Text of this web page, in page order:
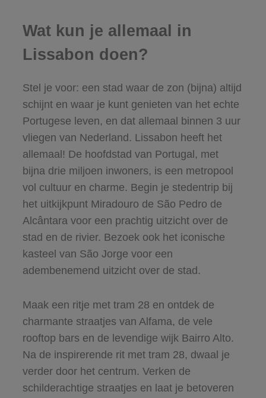
Wat kun je allemaal in
Lissabon doen?
Stel je voor: een stad waar de zon (bijna) altijd
schijnt en waar je kunt genieten van het echte
Portugese leven, en dat allemaal binnen 3 uur
vliegen van Nederland. Lissabon heeft het
allemaal! De hoofdstad van Portugal, met
bijna drie miljoen inwoners, is een metropool
vol cultuur en charme. Begin je stedentrip bij
het uitkijkpunt Miradouro de São Pedro de
Alcântara voor een prachtig uitzicht over de
stad en de rivier. Bezoek ook het iconische
kasteel van São Jorge voor een
adembenemend uitzicht over de stad.
Maak een ritje met tram 28 en ontdek de
charmante straatjes van Alfama, de vele
rooftop bars en de levendige wijk Bairro Alto.
Na de inspirerende rit met tram 28, dwaal je
verder door het centrum. Verken de
schilderachtige straatjes en laat je betoveren